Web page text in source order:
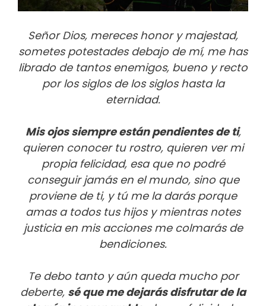
Señor Dios, mereces honor y majestad,
sometes potestades debajo de mí, me has
librado de tantos enemigos, bueno y recto
por los siglos de los siglos hasta la
eternidad.
Mis ojos siempre están pendientes de ti,
quieren conocer tu rostro, quieren ver mi
propia felicidad, esa que no podré
conseguir jamás en el mundo, sino que
proviene de ti, y tú me la darás porque
amas a todos tus hijos y mientras notes
justicia en mis acciones me colmarás de
bendiciones.
Te debo tanto y aún queda mucho por
deberte, sé que me dejarás disfrutar de la